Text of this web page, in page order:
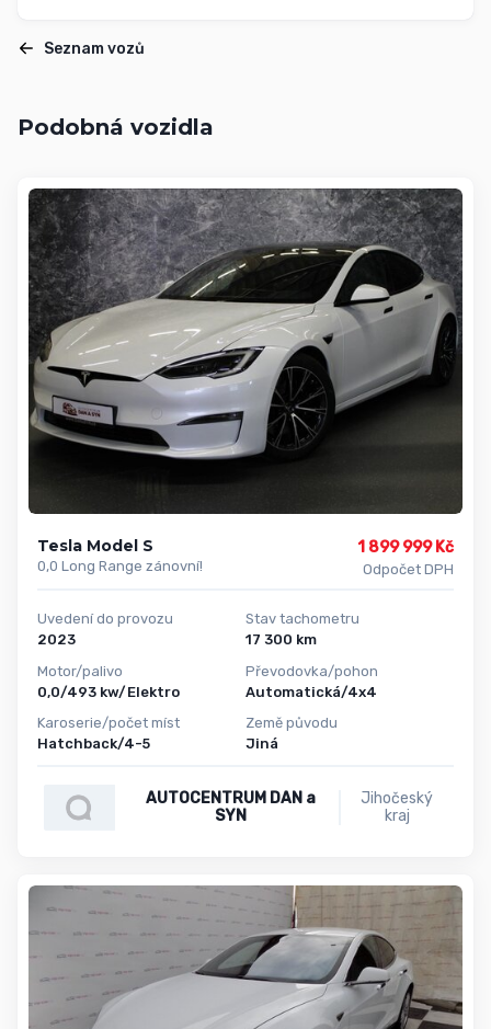
Seznam vozů
Podobná vozidla
Tesla Model S
0,0 Long Range zánovní!
1 899 999 Kč
Odpočet DPH
Uvedení do provozu
2023
Motor/palivo
0,0/493 kw/Elektro
Karoserie/počet míst
Hatchback/4-5
Stav tachometru
17 300 km
Převodovka/pohon
Automatická/4x4
Země původu
Jiná
AUTOCENTRUM DAN a
SYN
Jihočeský
kraj